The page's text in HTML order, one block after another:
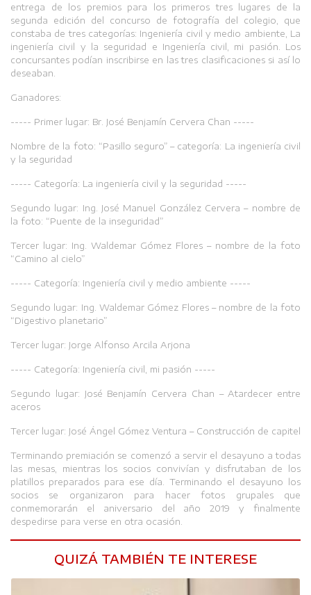
entrega de los premios para los primeros tres lugares de la
segunda edición del concurso de fotografía del colegio, que
constaba de tres categorías: Ingeniería civil y medio ambiente, La
ingeniería civil y la seguridad e Ingeniería civil, mi pasión. Los
concursantes podían inscribirse en las tres clasificaciones si así lo
deseaban.
Ganadores:
----- Primer lugar: Br. José Benjamín Cervera Chan -----
Nombre de la foto: “Pasillo seguro” – categoría: La ingeniería civil
y la seguridad
----- Categoría: La ingeniería civil y la seguridad -----
Segundo lugar: Ing. José Manuel González Cervera – nombre de
la foto: “Puente de la inseguridad”
Tercer lugar: Ing. Waldemar Gómez Flores – nombre de la foto
“Camino al cielo”
----- Categoría: Ingeniería civil y medio ambiente -----
Segundo lugar: Ing. Waldemar Gómez Flores – nombre de la foto
“Digestivo planetario”
Tercer lugar: Jorge Alfonso Arcila Arjona
----- Categoría: Ingeniería civil, mi pasión -----
Segundo lugar: José Benjamín Cervera Chan – Atardecer entre
aceros
Tercer lugar: José Ángel Gómez Ventura – Construcción de capitel
Terminando premiación se comenzó a servir el desayuno a todas
las mesas, mientras los socios convivían y disfrutaban de los
platillos preparados para ese día. Terminando el desayuno los
socios se organizaron para hacer fotos grupales que
conmemorarán el aniversario del año 2019 y finalmente
despedirse para verse en otra ocasión.
QUIZÁ TAMBIÉN TE INTERESE